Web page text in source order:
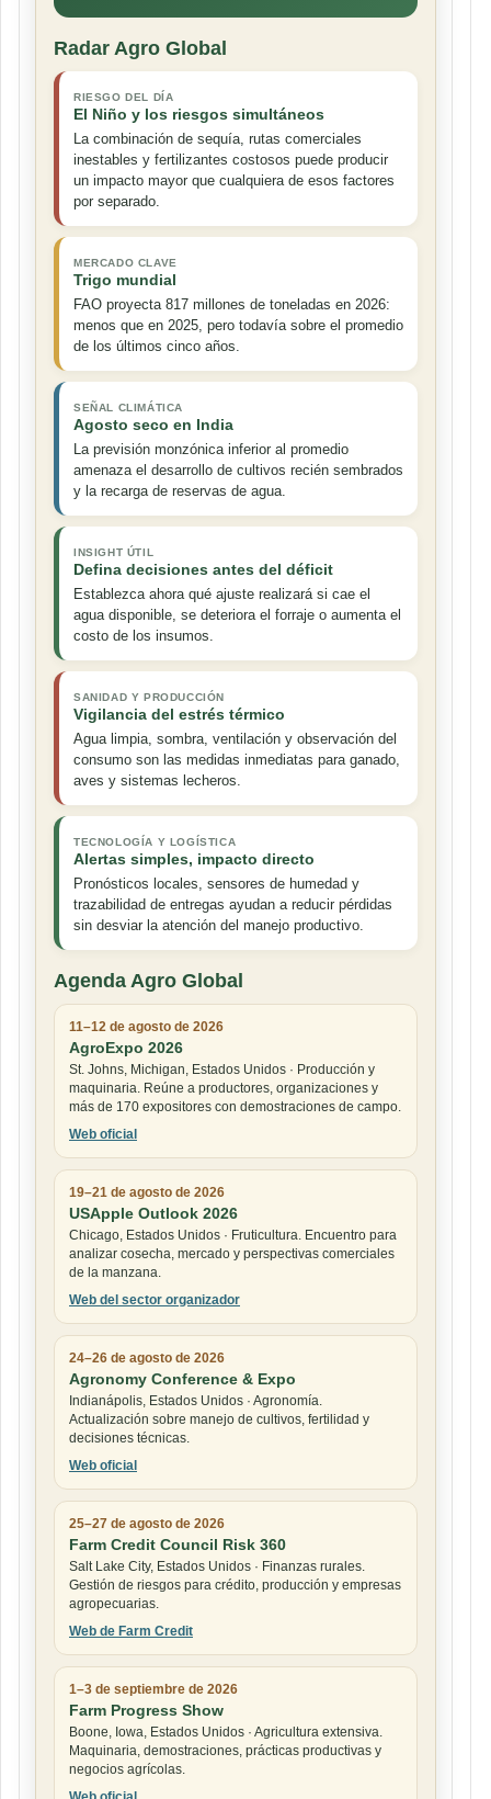
Radar Agro Global
RIESGO DEL DÍA
El Niño y los riesgos simultáneos
La combinación de sequía, rutas comerciales
inestables y fertilizantes costosos puede producir
un impacto mayor que cualquiera de esos factores
por separado.
MERCADO CLAVE
Trigo mundial
FAO proyecta 817 millones de toneladas en 2026:
menos que en 2025, pero todavía sobre el promedio
de los últimos cinco años.
SEÑAL CLIMÁTICA
Agosto seco en India
La previsión monzónica inferior al promedio
amenaza el desarrollo de cultivos recién sembrados
y la recarga de reservas de agua.
INSIGHT ÚTIL
Defina decisiones antes del déficit
Establezca ahora qué ajuste realizará si cae el
agua disponible, se deteriora el forraje o aumenta el
costo de los insumos.
SANIDAD Y PRODUCCIÓN
Vigilancia del estrés térmico
Agua limpia, sombra, ventilación y observación del
consumo son las medidas inmediatas para ganado,
aves y sistemas lecheros.
TECNOLOGÍA Y LOGÍSTICA
Alertas simples, impacto directo
Pronósticos locales, sensores de humedad y
trazabilidad de entregas ayudan a reducir pérdidas
sin desviar la atención del manejo productivo.
Agenda Agro Global
11–12 de agosto de 2026
AgroExpo 2026
St. Johns, Michigan, Estados Unidos · Producción y
maquinaria. Reúne a productores, organizaciones y
más de 170 expositores con demostraciones de campo.
Web oficial
19–21 de agosto de 2026
USApple Outlook 2026
Chicago, Estados Unidos · Fruticultura. Encuentro para
analizar cosecha, mercado y perspectivas comerciales
de la manzana.
Web del sector organizador
24–26 de agosto de 2026
Agronomy Conference & Expo
Indianápolis, Estados Unidos · Agronomía.
Actualización sobre manejo de cultivos, fertilidad y
decisiones técnicas.
Web oficial
25–27 de agosto de 2026
Farm Credit Council Risk 360
Salt Lake City, Estados Unidos · Finanzas rurales.
Gestión de riesgos para crédito, producción y empresas
agropecuarias.
Web de Farm Credit
1–3 de septiembre de 2026
Farm Progress Show
Boone, Iowa, Estados Unidos · Agricultura extensiva.
Maquinaria, demostraciones, prácticas productivas y
negocios agrícolas.